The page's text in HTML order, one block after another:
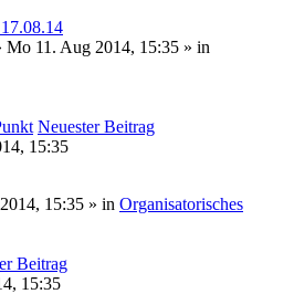
Mo 11. Aug 2014, 15:35 » in
Neuester Beitrag
15:35
15:35 » in Organisatorisches
Beitrag
15:35